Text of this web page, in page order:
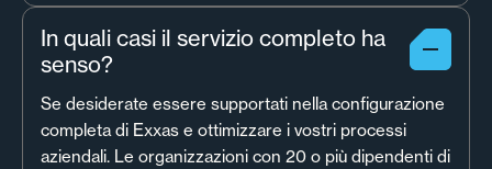
In quali casi il servizio completo ha
senso?
Se desiderate essere supportati nella configurazione
completa di Exxas e ottimizzare i vostri processi
aziendali. Le organizzazioni con 20 o più dipendenti di